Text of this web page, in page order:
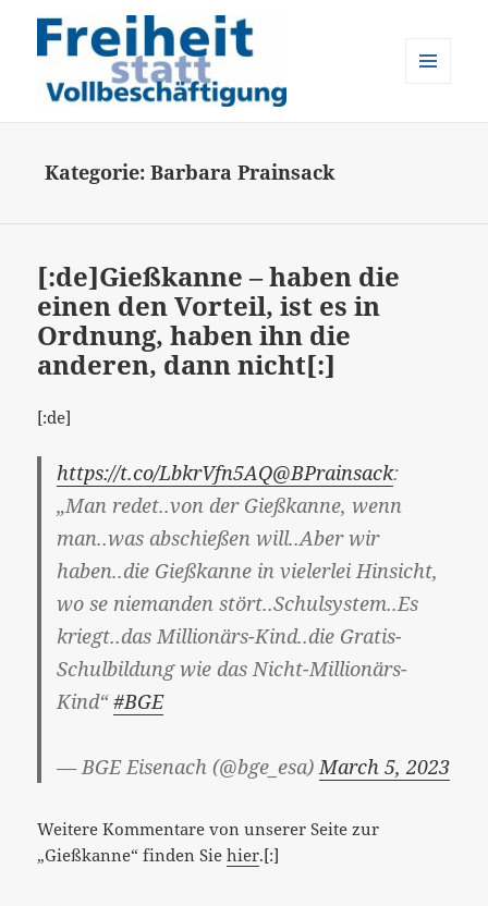
Kategorie:Barbara Prainsack
[:de]Gießkanne – haben die
einen den Vorteil, ist es in
Ordnung, haben ihn die
anderen, dann nicht[:]
[:de]
https://t.co/LbkrVfn5AQ@BPrainsack:
„Man redet..von der Gießkanne, wenn
man..was abschießen will..Aber wir
haben..die Gießkanne in vielerlei Hinsicht,
wo se niemanden stört..Schulsystem..Es
kriegt..das Millionärs-Kind..die Gratis-
Schulbildung wie das Nicht-Millionärs-
Kind“#BGE
— BGE Eisenach (@bge_esa) March 5, 2023
Weitere Kommentare von unserer Seite zur
„Gießkanne“ finden Siehier.[:]